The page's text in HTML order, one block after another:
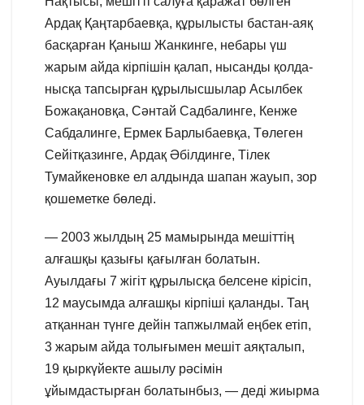
Ардақ Қаңтарбаевқа, құрылысты бастан-аяқ
басқарған Қаныш Жанкинге, небары үш
жарым айда кірпішін қалап, нысанды қолда-
нысқа тапсырған құрылысшылар Асылбек
Божақановқа, Сәнтай Садбалинге, Кенже
Сабдалинге, Ермек Барлыбаевқа, Төлеген
Сейітқазинге, Ардақ Әбілдинге, Тілек
Тумайкеновке ел алдында шапан жауып, зор
қошеметке бөледі.
— 2003 жылдың 25 мамырында мешіттің
алғашқы қазығы қағылған болатын.
Ауылдағы 7 жігіт құрылысқа белсене кірісіп,
12 маусымда алғашқы кірпіші қаланды. Таң
атқаннан түнге дейін тапжылмай еңбек етіп,
3 жарым айда толығымен мешіт аяқталып,
19 қыркүйекте ашылу рәсімін
ұйымдастырған болатынбыз, — деді жиырма